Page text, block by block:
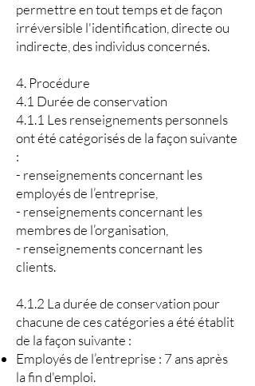
permettre en tout temps et de façon
irréversible l'identification, directe ou
indirecte, des individus concernés.
4. Procédure
4.1 Durée de conservation
4.1.1 Les renseignements personnels
ont été catégorisés de la façon suivante
:
- renseignements concernant les
employés de l’entreprise,
- renseignements concernant les
membres de l’organisation,
- renseignements concernant les
clients.
4.1.2 La durée de conservation pour
chacune de ces catégories a été établit
de la façon suivante :
Employés de l’entreprise : 7 ans après
la fin d'emploi.